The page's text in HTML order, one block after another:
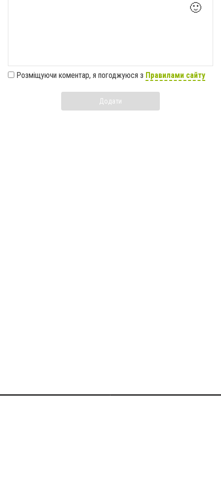
🙂
Розміщуючи коментар, я погоджуюся з Правилами сайту
Додати